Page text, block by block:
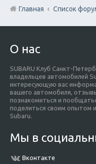
Главная Список
О нас
SUBARU Клуб Санкт-
владельцев автомобилей
интересующую вас
вашего автомобиля,
познакомиться и
поделиться своим опытом
Subaru.
Мы в
Вконтакте